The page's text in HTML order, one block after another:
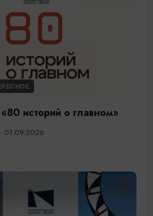
историй о главном»
01.09.2026